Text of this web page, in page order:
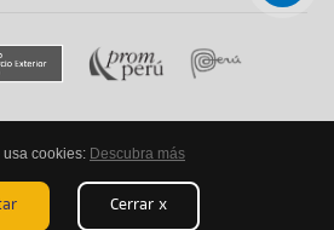
reservadosytuqueplanes 2026
usa cookies: Descubra más
Cerrar x